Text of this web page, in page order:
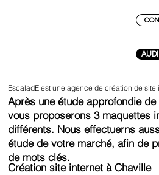
Création site internet à Chaville
EscaladE est une agence de création de site
Après une étude approfondie
vous proposerons 3 maquettes
différents. Nous effectuerns
étude de votre marché, afin de
de mots clés.